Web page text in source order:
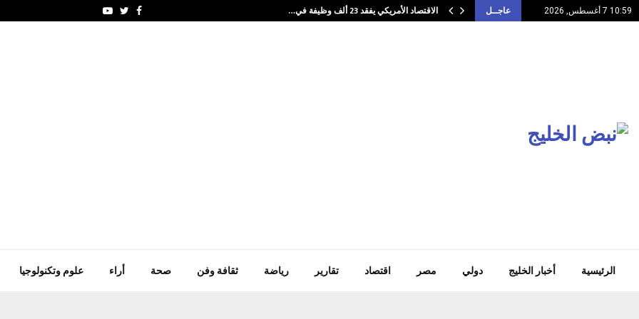
10:59 7 أغسطس, 2026 عاجــل الاقتصاد الأمريكي يفقد 23 ألف وظيفة في… Facebook
Twitter
Youtube
الرئيسية أخبار الخليج دولي مصر اقتصاد تقارير رياضة ثقافة وفن صحة أراء علوم وتكنولوجيا